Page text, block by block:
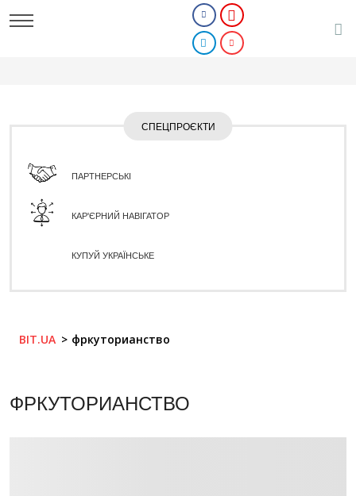
СПЕЦПРОЄКТИ
ПАРТНЕРСЬКІ
КАР'ЄРНИЙ НАВІГАТОР
КУПУЙ УКРАЇНСЬКЕ
BIT.UA фркуторианство
ФРКУТОРИАНСТВО